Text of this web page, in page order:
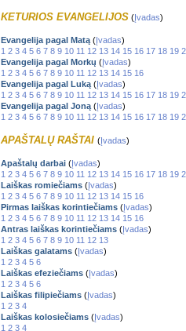
KETURIOS EVANGELIJOS ( Įvadas)
Evangelija pagal Matą ( Įvadas)
1 2 3 4 5 6 7 8 9 10 11 12 13 14 15 16 17 18 19
Evangelija pagal Morkų ( Įvadas)
1 2 3 4 5 6 7 8 9 10 11 12 13 14 15 16
Evangelija pagal Luką ( Įvadas)
1 2 3 4 5 6 7 8 9 10 11 12 13 14 15 16 17 18 19
Evangelija pagal Joną ( Įvadas)
1 2 3 4 5 6 7 8 9 10 11 12 13 14 15 16 17 18 19
APAŠTALŲ RAŠTAI ( Įvadas)
Apaštalų darbai ( Įvadas)
1 2 3 4 5 6 7 8 9 10 11 12 13 14 15 16 17 18 19
Laiškas romiečiams ( Įvadas)
1 2 3 4 5 6 7 8 9 10 11 12 13 14 15 16
Pirmas laiškas korintiečiams ( Įvadas)
1 2 3 4 5 6 7 8 9 10 11 12 13 14 15 16
Antras laiškas korintiečiams ( Įvadas)
1 2 3 4 5 6 7 8 9 10 11 12 13
Laiškas galatams ( Įvadas)
1 2 3 4 5 6
Laiškas efeziečiams ( Įvadas)
1 2 3 4 5 6
Laiškas filipiečiams ( Įvadas)
1 2 3 4
Laiškas kolosiečiams ( Įvadas)
1 2 3 4